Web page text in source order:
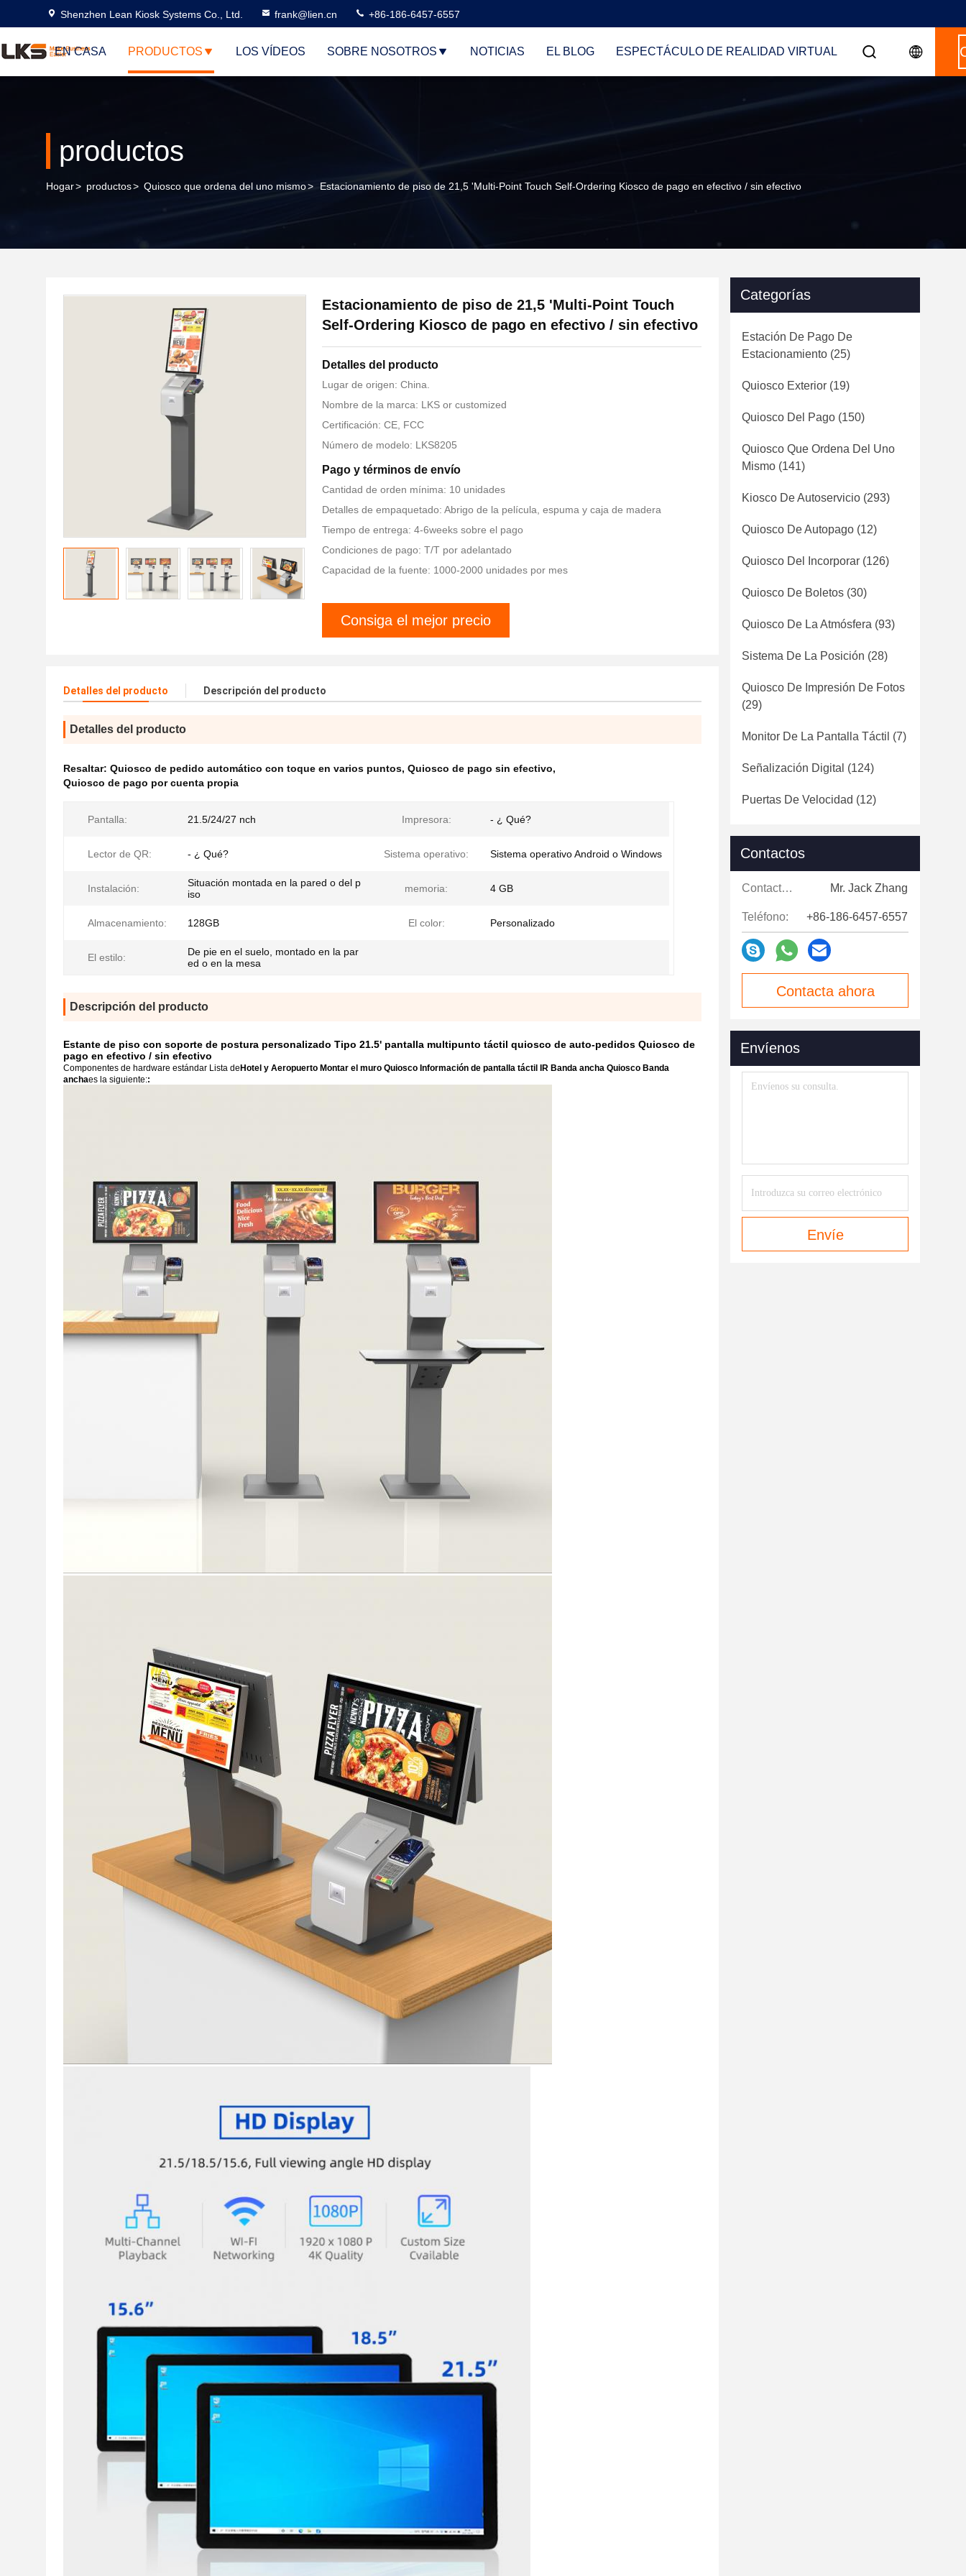
Shenzhen Lean Kiosk Systems Co., Ltd. frank@lien.cn +86-186-6457-6557
EN CASA PRODUCTOS LOS VÍDEOS SOBRE NOSOTROS NOTICIAS EL BLOG ESPECTÁCULO DE REALIDAD VIRTUAL
productos
Hogar> productos> Quiosco que ordena del uno mismo> Estacionamiento de piso de 21,5 'Multi-Point Touch Self-Ordering Kiosco de pago en efectivo / sin efectivo
Estacionamiento de piso de 21,5 'Multi-Point Touch
Self-Ordering Kiosco de pago en efectivo / sin efectivo
Detalles del producto
Lugar de origen: China.
Nombre de la marca: LKS or customized
Certificación: CE, FCC
Número de modelo: LKS8205
Pago y términos de envío
Cantidad de orden mínima: 10 unidades
Detalles de empaquetado: Abrigo de la película, espuma y caja de madera
Tiempo de entrega: 4-6weeks sobre el pago
Condiciones de pago: T/T por adelantado
Capacidad de la fuente: 1000-2000 unidades por mes
Consiga el mejor precio
Detalles del producto Descripción del producto
Detalles del producto
Resaltar: Quiosco de pedido automático con toque en varios puntos, Quiosco de pago sin efectivo,
Quiosco de pago por cuenta propia
Pantalla: 21.5/24/27 nch Impresora: - ¿ Qué?
Lector de QR: - ¿ Qué? Sistema operativo: Sistema operativo Android o Windows
Instalación:
Situación montada en la pared o del p
iso
memoria: 4 GB
Almacenamiento: 128GB El color: Personalizado
El estilo:
De pie en el suelo, montado en la par
ed o en la mesa
Descripción del producto
Estante de piso con soporte de postura personalizado Tipo 21.5' pantalla multipunto táctil quiosco de auto-pedidos Quiosco de
pago en efectivo / sin efectivo
Componentes de hardware estándar Lista de Hotel y Aeropuerto Montar el muro Quiosco Información de pantalla táctil IR Banda ancha Quiosco Banda
anchaes la siguiente::
Categorías
Estación De Pago De
Estacionamiento (25)
Quiosco Exterior (19)
Quiosco Del Pago (150)
Quiosco Que Ordena Del Uno
Mismo (141)
Kiosco De Autoservicio (293)
Quiosco De Autopago (12)
Quiosco Del Incorporar (126)
Quiosco De Boletos (30)
Quiosco De La Atmósfera (93)
Sistema De La Posición (28)
Quiosco De Impresión De Fotos
(29)
Monitor De La Pantalla Táctil (7)
Señalización Digital (124)
Puertas De Velocidad (12)
Contactos
Contactos: Mr. Jack Zhang
Teléfono: +86-186-6457-6557
Contacta ahora
Envíenos
Envíe